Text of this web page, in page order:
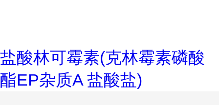
盐酸林可霉素(克林霉素磷酸
酯EP杂质A 盐酸盐)